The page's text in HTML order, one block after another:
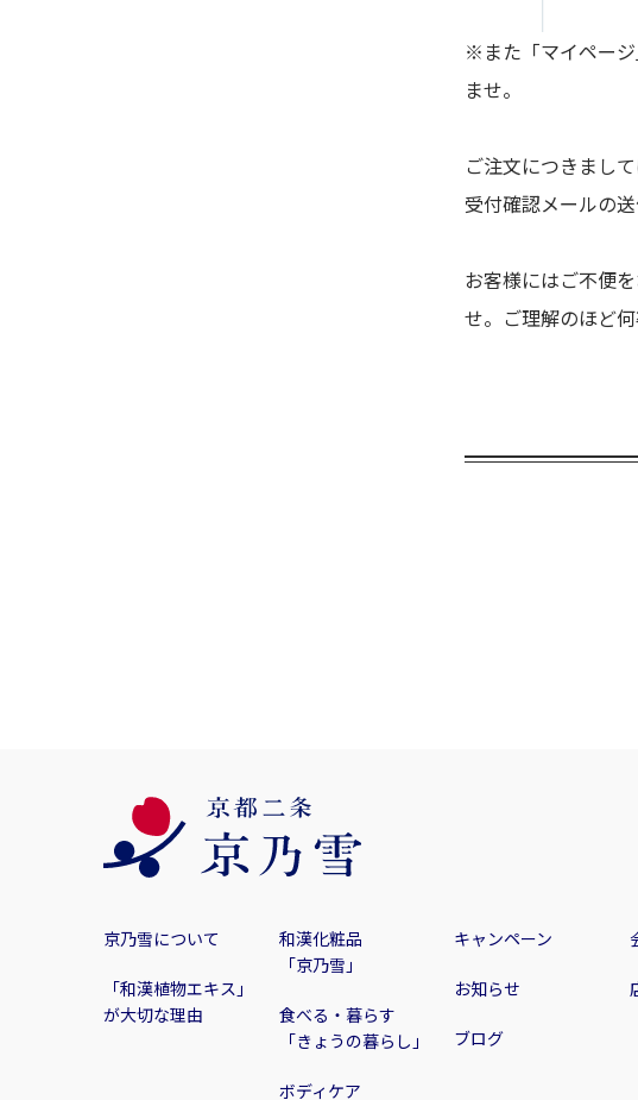
※また「マイペー
ませ。
ご注文につきまし
受付確認メールの
お客様にはご不便
せ。ご理解のほど
京乃雪について
「和漢植物エキス」
が大切な理由
和漢化粧品
「京乃雪」
食べる・暮らす
「きょうの暮らし」
ボディケア
キャンペーン
お知らせ
ブログ